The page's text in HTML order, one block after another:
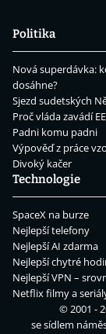
Politika
Nová superdávka:
dosáhne?
Sjezd sudetských
Proč vláda zavádí
Padni komu padni
Výpověď z práce
Divoký kačer
Technologie
SpaceX na burze
Nejlepší telefony
Nejlepší AI zdarma
Nejlepší chytré
Nejlepší VPN –
Netflix filmy a
© 2001 -
se sídlem